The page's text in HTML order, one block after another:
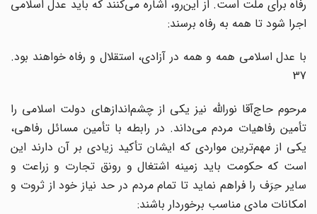
رفاه برای ملت است. از این‌رو، اشاره می‌کنند که باید عدل اسلامی
اجرا شود تا همه به رفاه برسند:
با عدل اسلامی همه و همه در آزادی، استقلال و رفاه خواهند بود.
37
مرحوم حاج‌آقا نوراللّه نیز یکی از چشم‌اندازهای دولت اسلامی را
تأمین رفاهیات مردم می‌داند. در رابطه با تأمین مسائل رفاهی،
یکی از مهم‌ترین مواردی که ایشان تأکید زیادی بر آن دارند این
است که حکومت باید زمینه اشتغال و رونق تجارت و زراعت و
سایر حِرَف را فراهم نماید تا تمام مردم در حد نیاز خود از ثروت و
امکانات مادی مناسب برخوردار باشند: